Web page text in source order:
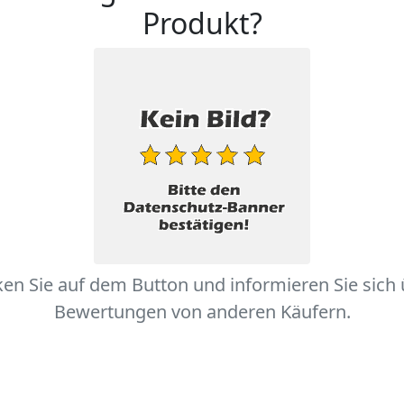
Produkt?
Sie auf dem Button und informieren Sie sich
Bewertungen von anderen Käufern.